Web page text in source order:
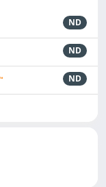
ND
ND
ND